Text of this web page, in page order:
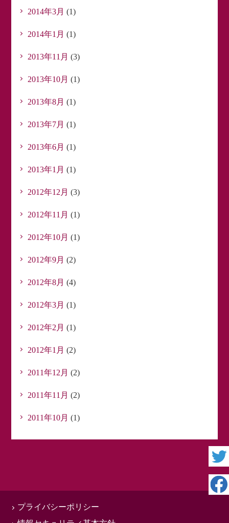
2014年3月 (1)
2014年1月 (1)
2013年11月 (3)
2013年10月 (1)
2013年8月 (1)
2013年7月 (1)
2013年6月 (1)
2013年1月 (1)
2012年12月 (3)
2012年11月 (1)
2012年10月 (1)
2012年9月 (2)
2012年8月 (4)
2012年3月 (1)
2012年2月 (1)
2012年1月 (2)
2011年12月 (2)
2011年11月 (2)
2011年10月 (1)
プライバシーポリシー